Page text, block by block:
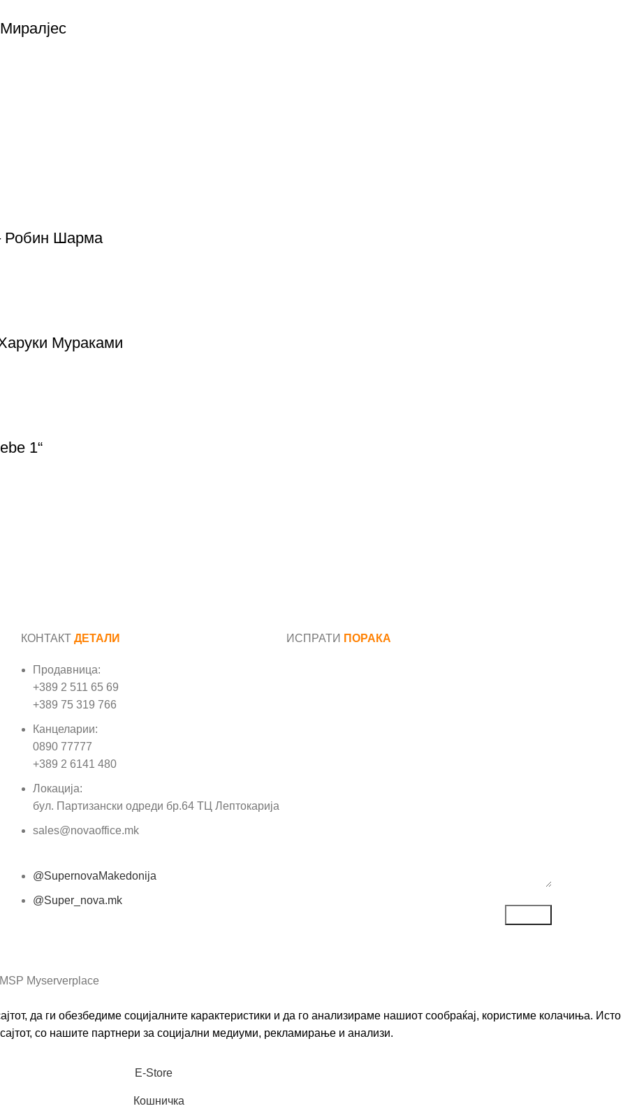
Робин Шарма
Мураками
1“
КОНТАКТ ДЕТАЛИ
Продавница:
+389 2 511 65 69
+389 75 319 766
Канцеларии:
0890 77777
+389 2 6141 480
Локација:
бул. Партизански одреди бр.64 ТЦ Лептокарија
sales@novaoffice.mk
@SupernovaMakedonija
@Super_nova.mk
ИСПРАТИ ПОРАКА
Myserverplace
да ги обезбедиме социјалните карактеристики и да го анализираме нашиот сообраќај, користиме колачиња. Исто
со нашите партнери за социјални медиуми, рекламирање и анализи.
Е-Store
Кошничка